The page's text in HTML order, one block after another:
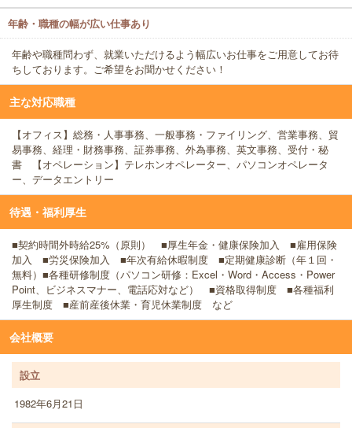
年齢・職種の幅が広い仕事あり
年齢や職種問わず、就業いただけるよう幅広いお仕事をご用意してお待
ちしております。ご希望をお聞かせください！
主な対応職種
【オフィス】総務・人事事務、一般事務・ファイリング、営業事務、貿
易事務、経理・財務事務、証券事務、外為事務、英文事務、受付・秘
書 【オペレーション】テレホンオペレーター、パソコンオペレータ
ー、データエントリー
待遇・福利厚生
■契約時間外時給25%（原則） ■厚生年金・健康保険加入 ■雇用保険
加入 ■労災保険加入 ■年次有給休暇制度 ■定期健康診断（年１回・
無料）■各種研修制度（パソコン研修：Excel・Word・Access・Power
Point、ビジネスマナー、電話応対など） ■資格取得制度 ■各種福利
厚生制度 ■産前産後休業・育児休業制度 など
会社概要
設立
1982年6月21日